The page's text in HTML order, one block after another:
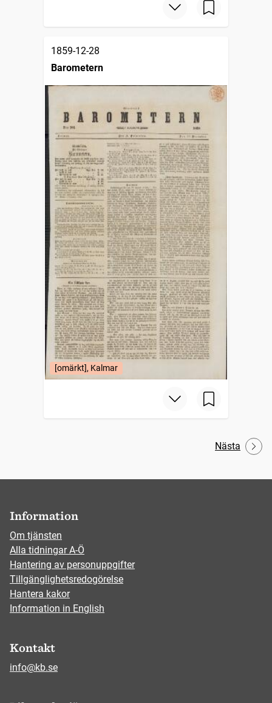
1859-12-28
Barometern
[omärkt], Kalmar
Nästa
Information
Om tjänsten
Alla tidningar A-Ö
Hantering av personuppgifter
Tillgänglighetsredogörelse
Hantera kakor
Information in English
Kontakt
info@kb.se